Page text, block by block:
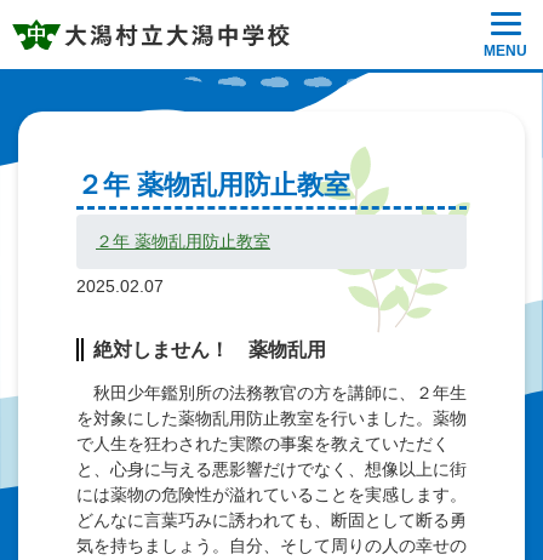
MENU
２年 薬物乱用防止教室
２年 薬物乱用防止教室
2025.02.07
絶対しません！ 薬物乱用
秋田少年鑑別所の法務教官の方を講師に、２年生
を対象にした薬物乱用防止教室を行いました。薬物
で人生を狂わされた実際の事案を教えていただく
と、心身に与える悪影響だけでなく、想像以上に街
には薬物の危険性が溢れていることを実感します。
どんなに言葉巧みに誘われても、断固として断る勇
気を持ちましょう。自分、そして周りの人の幸せの